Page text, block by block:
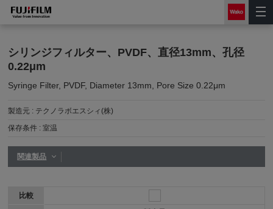
シリンジフィルター、PVDF、直径13mm、孔径
0.22μm
Syringe Filter, PVDF, Diameter 13mm, Pore Size 0.22μm
製造元 : テクノラボエスシィ(株)
保存条件 :室温
関連製品
比較